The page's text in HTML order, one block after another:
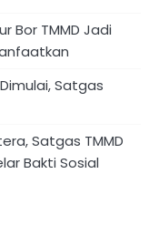
Bor TMMD Jadi
Satgas
Satgas TMMD
Bakti Sosial